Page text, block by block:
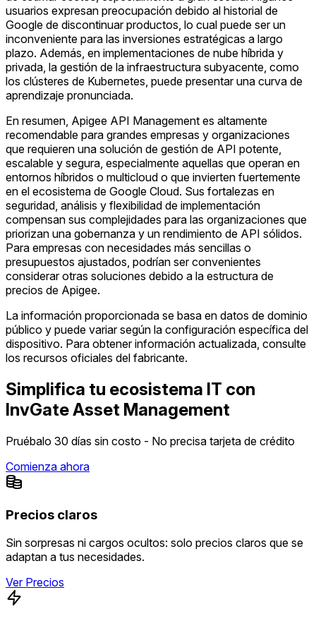
usuarios expresan preocupación debido al historial de
Google de discontinuar productos, lo cual puede ser un
inconveniente para las inversiones estratégicas a largo
plazo. Además, en implementaciones de nube híbrida y
privada, la gestión de la infraestructura subyacente, como
los clústeres de Kubernetes, puede presentar una curva de
aprendizaje pronunciada.
En resumen, Apigee API Management es altamente
recomendable para grandes empresas y organizaciones
que requieren una solución de gestión de API potente,
escalable y segura, especialmente aquellas que operan en
entornos híbridos o multicloud o que invierten fuertemente
en el ecosistema de Google Cloud. Sus fortalezas en
seguridad, análisis y flexibilidad de implementación
compensan sus complejidades para las organizaciones que
priorizan una gobernanza y un rendimiento de API sólidos.
Para empresas con necesidades más sencillas o
presupuestos ajustados, podrían ser convenientes
considerar otras soluciones debido a la estructura de
precios de Apigee.
La información proporcionada se basa en datos de dominio
público y puede variar según la configuración específica del
dispositivo. Para obtener información actualizada, consulte
los recursos oficiales del fabricante.
Simplifica tu ecosistema IT con
InvGate Asset Management
Pruébalo 30 días sin costo - No precisa tarjeta de crédito
Comienza ahora
Precios claros
Sin sorpresas ni cargos ocultos: solo precios claros que se
adaptan a tus necesidades.
Ver Precios